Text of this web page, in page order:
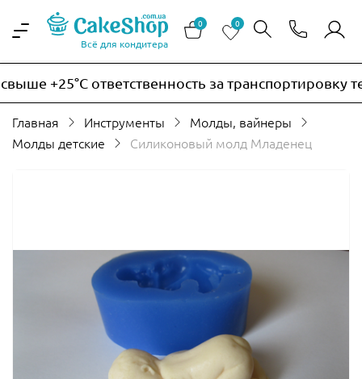
Всё для кондитера
0 0
+25°C ответственность за транспортировку
Главная Инструменты
Молды, вайнеры
Молды детские
Силиконовый молд Младенец